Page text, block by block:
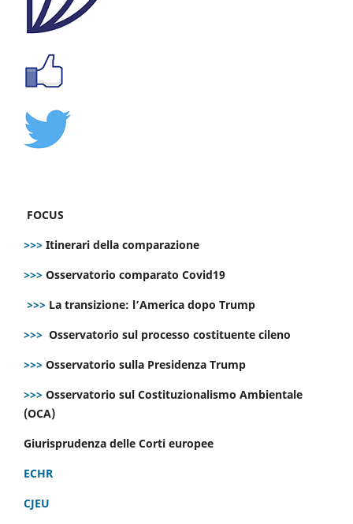
FOCUS
>>> Itinerari della comparazione
>>> Osservatorio comparato Covid19
>>> La transizione: l’America dopo Trump
>>> Osservatorio sul processo costituente cileno
>>> Osservatorio sulla Presidenza Trump
>>> Osservatorio sul Costituzionalismo Ambientale
(OCA)
Giurisprudenza delle Corti europee
ECHR
CJEU